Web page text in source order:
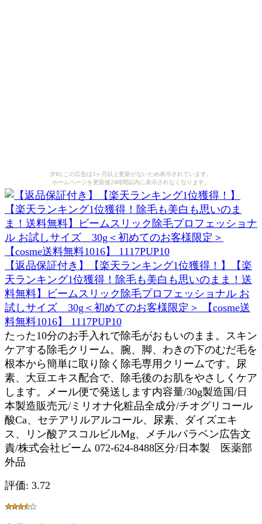
[PR] この広告は3ヶ月以上更新がないため表示されています。
ホームページを更新後24時間以内に表示されなくなります。
【返品保証付き】【楽天ランキング1位獲得！】【楽
天ランキング1位獲得！除毛も美白も思いのまま！送
料無料】ビームスリック除毛プロフェッショナル お
試しサイズ 30g＜初めてのお客様限定＞ 【cosme送
料無料1016】 1117PUP10
たった10分のお手入れで除毛がおもいのまま。スキン
ケアする除毛クリーム。腕、脚、わきの下のむだ毛を
根本から簡単に取り除く除毛専用クリームです。尿
素、大豆エキス配合で、除毛後のお肌をやさしくケア
します。メール便で発送します内容量/30g製造国/日
本製造販売元/ミリオナ化粧品全成分/チオグリコール
酸Ca、セテアリルアルコール、尿素、ダイズエキ
ス、リン酸アスコルビルMg、メチルパラベン広告文
責/株式会社ビーム 072-624-8488区分/日本製 医薬部
外品
評価: 3.72